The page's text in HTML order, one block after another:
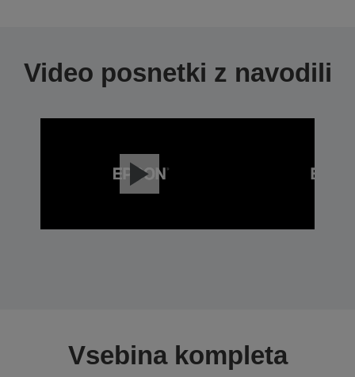
Video posnetki z navodili
Vsebina kompleta